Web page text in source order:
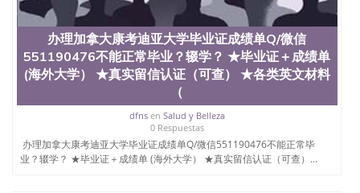
办理加拿大康考迪亚大学毕业证成绩单Q/微信
551190476不能正常毕业？辍学？ ★毕业证＋成绩单
(海外大学） ★真实留信认证（可查） ★各类英文材料
（
dfnsen Salud y Belleza
0 Respuestas
办理加拿大康考迪亚大学毕业证成绩单Q/微信551190476不能正常毕
业？辍学？ ★毕业证＋成绩单 (海外大学） ★真实留信认证（可查）...